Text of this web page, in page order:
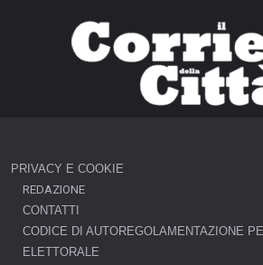
PRIVACY E COOKIE
REDAZIONE
CONTATTI
CODICE DI AUTOREGOLAMENTAZIONE
ELETTORALE